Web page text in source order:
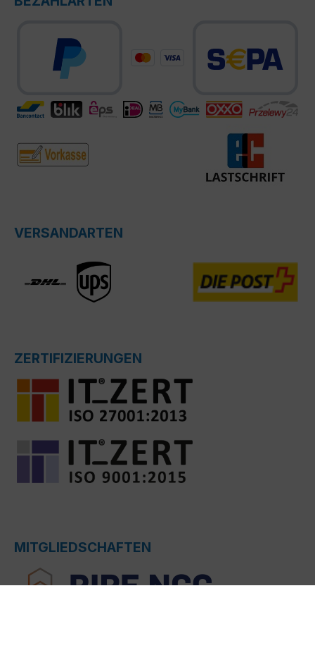
VERSANDARTEN
ZERTIFIZIERUNGEN
MITGLIEDSCHAFTEN